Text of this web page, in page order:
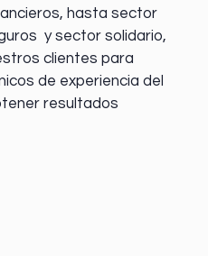
, hasta sector
y sector solidario,
clientes para
de experiencia del
resultados